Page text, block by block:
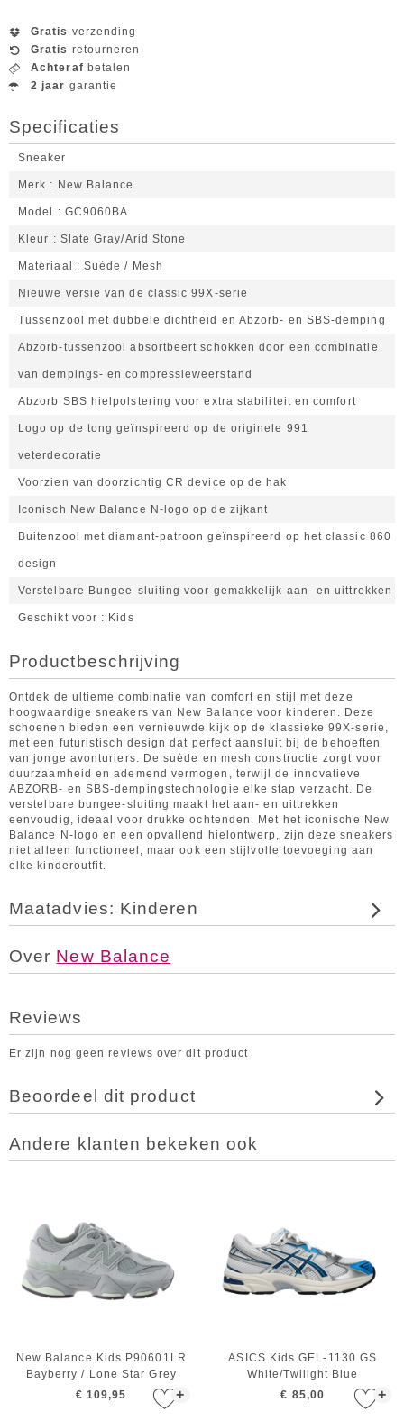
Gratis verzending
Gratis retourneren
Achteraf betalen
2 jaar garantie
Specificaties
Sneaker
Merk New Balance
Model GC9060BA
Kleur Slate Gray/Arid Stone
Materiaal Suède / Mesh
Nieuwe versie van de classic 99X-serie
Tussenzool met dubbele dichtheid en Abzorb- en SBS-demping
Abzorb-tussenzool absortbeert schokken door een combinatie
van dempings- en compressieweerstand
Abzorb SBS hielpolstering voor extra stabiliteit en comfort
Logo op de tong geïnspireerd op de originele 991
veterdecoratie
Voorzien van doorzichtig CR device op de hak
Iconisch New Balance N-logo op de zijkant
Buitenzool met diamant-patroon geïnspireerd op het classic 860
design
Verstelbare Bungee-sluiting voor gemakkelijk aan- en uittrekken
Geschikt voor Kids
Productbeschrijving
Ontdek de ultieme combinatie van comfort en stijl met deze
hoogwaardige sneakers van New Balance voor kinderen. Deze
schoenen bieden een vernieuwde kijk op de klassieke 99X-serie,
met een futuristisch design dat perfect aansluit bij de behoeften
van jonge avonturiers. De suède en mesh constructie zorgt voor
duurzaamheid en ademend vermogen, terwijl de innovatieve
ABZORB- en SBS-dempingstechnologie elke stap verzacht. De
verstelbare bungee-sluiting maakt het aan- en uittrekken
eenvoudig, ideaal voor drukke ochtenden. Met het iconische New
Balance N-logo en een opvallend hielontwerp, zijn deze sneakers
niet alleen functioneel, maar ook een stijlvolle toevoeging aan
elke kinderoutfit.
Maatadvies: Kinderen
Over New Balance
Reviews
Er zijn nog geen reviews over dit product
Beoordeel dit product
Andere klanten bekeken ook
+
New Balance Kids P90601LR
Bayberry / Lone Star Grey
€ 109,95
+
ASICS Kids GEL-1130 GS
White/Twilight Blue
€ 85,00